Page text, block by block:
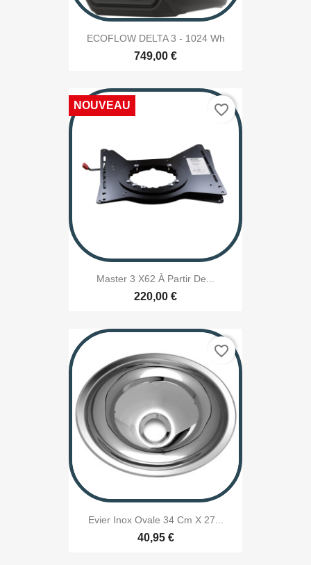
ECOFLOW DELTA 3 - 1024 Wh
749,00 €
Master 3 X62 À Partir De...
220,00 €
NOUVEAU favorite_border
Evier Inox Ovale 34 Cm X 27...
40,95 €
favorite_border